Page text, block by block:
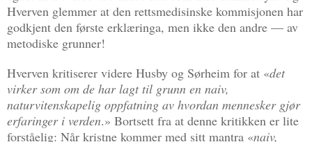
Hverven glemmer at den rettsmedisinske kommisjonen har
godkjent den første erklæringa, men ikke den andre — av
metodiske grunner!
Hverven kritiserer videre Husby og Sørheim for at «det
virker som om de har lagt til grunn en naiv,
naturvitenskapelig oppfatning av hvordan mennesker gjør
erfaringer i verden.» Bortsett fra at denne kritikken er lite
forståelig: Når kristne kommer med sitt mantra «naiv,